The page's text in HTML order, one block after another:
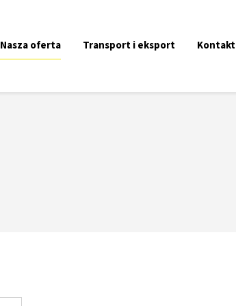
Nasza oferta Transport i eksport Kontakt